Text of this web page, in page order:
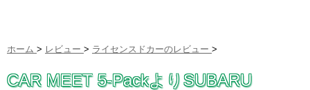
ホーム > レビュー > ライセンスドカーのレビュー >
CAR MEET 5-PackよりSUBARU